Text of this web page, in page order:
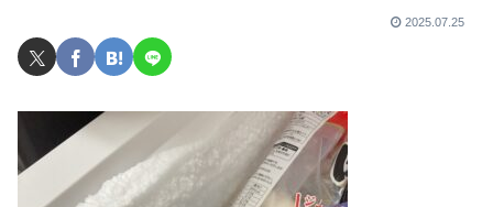
2025.07.25